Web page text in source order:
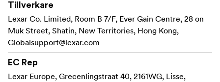
Max läshastighet: 3600 MB/s
Max skrivhastighet: 3300 MB/s
Underhållen skrivhastighet: 3000 MB/s
Inspelning av rå 8K-video
Tillverkare
Lexar Co. Limited, Room B 7/F, Ever Gain Centre, 28 on
Muk Street, Shatin, New Territories, Hong Kong,
Globalsupport@lexar.com
EC Rep
Lexar Europe, Grecenlingstraat 40, 2161WG, Lisse,